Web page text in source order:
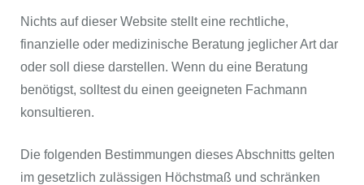
Nichts auf dieser Website stellt eine rechtliche,
finanzielle oder medizinische Beratung jeglicher Art dar
oder soll diese darstellen. Wenn du eine Beratung
benötigst, solltest du einen geeigneten Fachmann
konsultieren.
Die folgenden Bestimmungen dieses Abschnitts gelten
im gesetzlich zulässigen Höchstmaß und schränken